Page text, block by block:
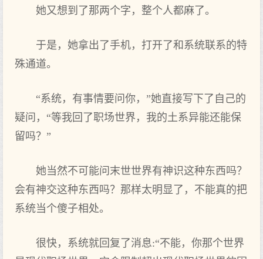
她又想到了那两个字，整个人都麻了。
于是，她拿出了手机，打开了和系统联系的特
殊通道。
“系统，有事情要问你，”她直接写下了自己的
疑问，“等我回了职场世界，我的土系异能还能保
留吗？”
她当然不可能问末世世界有神识这种东西吗？
会有神交这种东西吗？那样太明显了，不能真的把
系统当个傻子相处。
很快，系统就回复了消息:“不能，你那个世界